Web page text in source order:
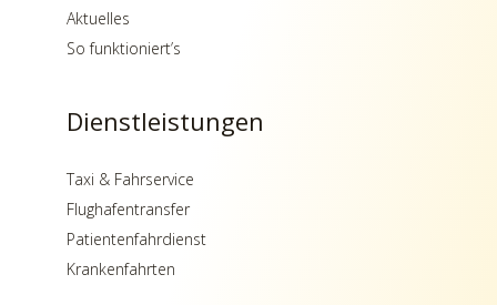
Aktuelles
So funktioniert’s
Dienstleistungen
Taxi & Fahrservice
Flughafentransfer
Patientenfahrdienst
Krankenfahrten